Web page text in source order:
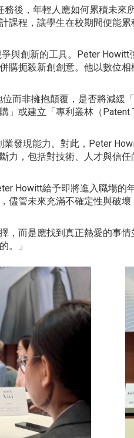
後，年輕人應如何累積未
課程，讓學生在校期間便能
與創新的工具。Peter Howitt
扼殺新創創意。他以數位相
而非擁抱顛覆，是否將減緩
」或建立「專利叢林（
發現能力。對此，Peter
力，包括對技術、人才與信
Howitt給予即將進入職場的
儘管未來充滿不確定性與破
，而是應找到真正熱愛的事
。」